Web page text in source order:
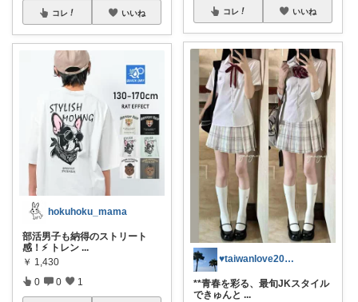
コレ いいね
hokuhoku_mama
部活男子も納得のストリート
感！⚡️ トレン ...
￥ 1,430
0 0 1
コレ いいね
♥taiwanlove2026♥
**青春を彩る、最旬JKスタイル
できゅんと ...